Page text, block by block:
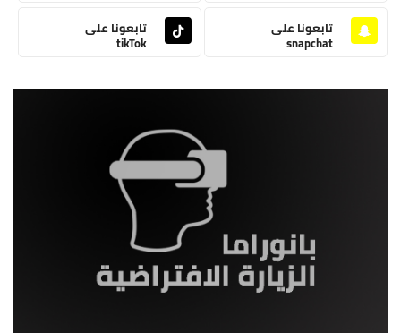
تابعونا على
snapchat
تابعونا على
tikTok